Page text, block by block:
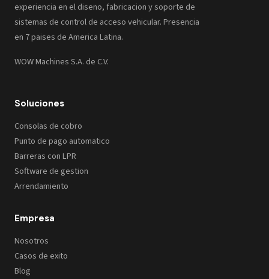
experiencia en el diseno, fabricacion y soporte de
sistemas de control de acceso vehicular. Presencia
en 7 paises de America Latina.
WOW Machines S.A. de C.V.
Soluciones
Consolas de cobro
Punto de pago automatico
Barreras con LPR
Software de gestion
Arrendamiento
Empresa
Nosotros
Casos de exito
Blog